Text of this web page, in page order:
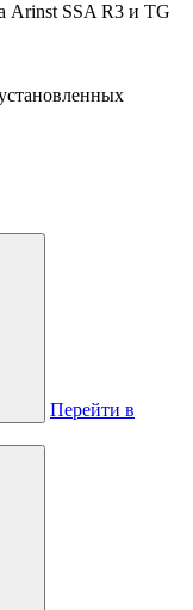
Arinst SSA R3 и TG
Перейти в